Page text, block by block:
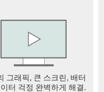
그래픽, 큰 스크린, 배터
터 걱정 완벽하게 해결.